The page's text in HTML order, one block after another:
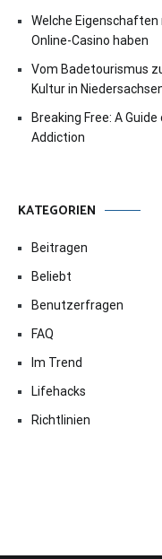
Welche
Online-Casino haben
Vom Badetourismus
Kultur in
Breaking Free: A
Addiction
KATEGORIEN
Beitragen
Beliebt
Benutzerfragen
FAQ
Im Trend
Lifehacks
Richtlinien